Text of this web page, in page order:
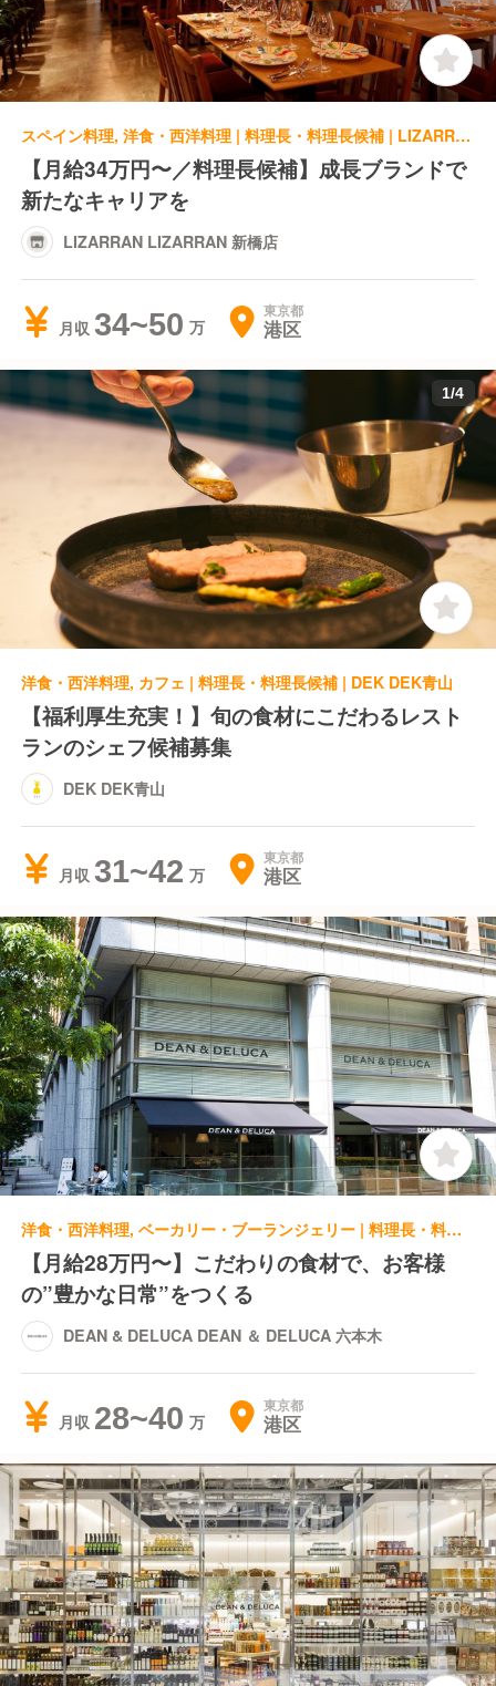
スペイン料理, 洋食・西洋料理 | 料理長・料理長候補 | LIZARRAN LIZARRAN 新橋店
【月給34万円〜／料理長候補】成長ブランドで
新たなキャリアを
LIZARRAN LIZARRAN 新橋店
月収 34~50 東京都
港区
1/4
洋食・西洋料理, カフェ | 料理長・料理長候補 | DEK DEK青山
【福利厚生充実！】旬の食材にこだわるレスト
ランのシェフ候補募集
DEK DEK青山
月収 31~42 東京都
港区
洋食・西洋料理, ベーカリー・ブーランジェリー | 料理長・料理長候補 | DEAN & DELUCA DEAN ＆ DELUCA 六本木
【月給28万円〜】こだわりの食材で、お客様
の”豊かな日常”をつくる
DEAN & DELUCA DEAN ＆ DELUCA 六本木
月収 28~40 東京都
港区